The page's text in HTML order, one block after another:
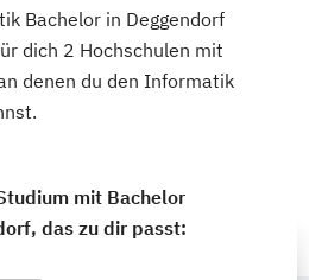
Bachelor in Deggendorf
dich 2 Hochschulen mit
denen du den Informatik
mit Bachelor
das zu dir passt: